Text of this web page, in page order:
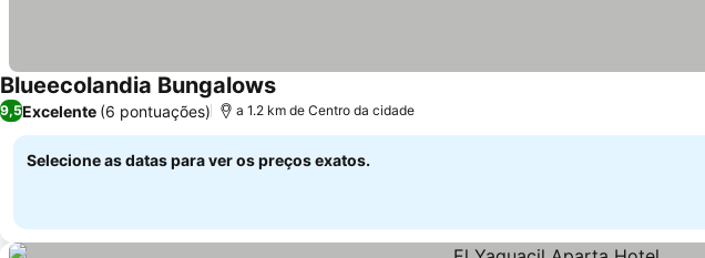
Blueecolandia Bungalows
9,5Excelente (6 pontuações) a 1.2 km de Centro da cidade
Selecione as datas para ver os preços exatos.